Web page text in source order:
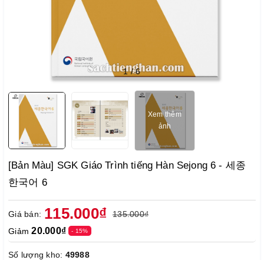
1/6
Xem thêm
ảnh
[Bản Màu] SGK Giáo Trình tiếng Hàn Sejong 6 - 세종
한국어 6
Giá bán: 115.000₫
135.000₫
Giảm20.000₫ - 15%
Số lượng kho: 49988